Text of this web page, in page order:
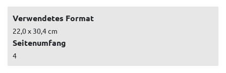
Verwendetes Format
22,0 x 30,4 cm
Seitenumfang
4